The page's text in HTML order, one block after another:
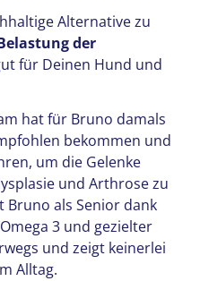
Alternative zu
der
für Deinen Hund und
hat für Bruno damals
bekommen und
um die Gelenke
und Arthrose zu
als Senior dank
3 und gezielter
und zeigt keinerlei
Alltag.